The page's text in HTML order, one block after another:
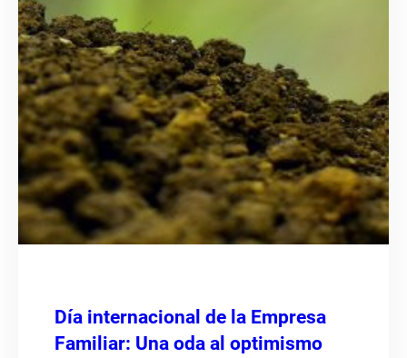
Día internacional de la Empresa
Familiar: Una oda al optimismo